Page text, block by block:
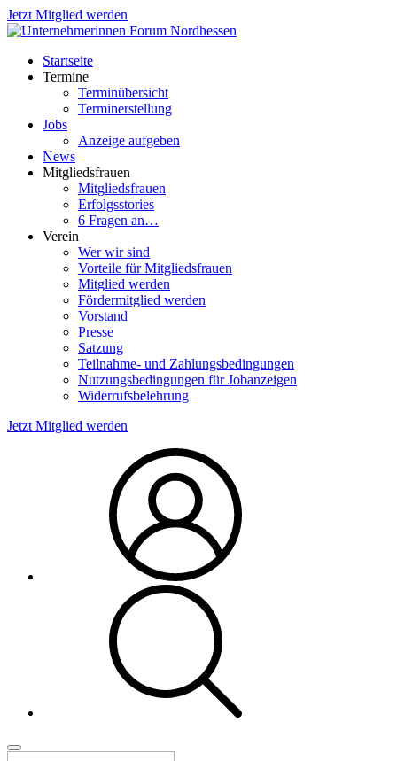
Jetzt Mitglied werden
Startseite
Termine
Terminübersicht
Terminerstellung
Jobs
Anzeige aufgeben
News
Mitgliedsfrauen
Mitgliedsfrauen
Erfolgsstories
6 Fragen an…
Verein
Wer wir sind
Vorteile für Mitgliedsfrauen
Mitglied werden
Fördermitglied werden
Vorstand
Presse
Satzung
Teilnahme- und Zahlungsbedingungen
Nutzungsbedingungen für Jobanzeigen
Widerrufsbelehrung
Jetzt Mitglied werden